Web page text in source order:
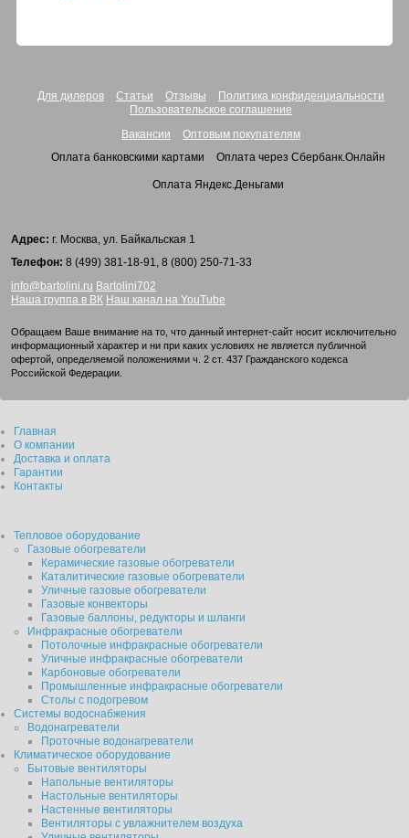
Для дилеров Статьи Отзывы
Политика конфиденциальности
Пользовательское соглашение
Вакансии
Оптовым покупателям
Оплата банковскими картами
Оплата через Сбербанк.Онлайн
Оплата Яндекс.Деньгами
Адрес: г. Москва, ул. Байкальская 1
Телефон: 8 (499) 381-18-91, 8 (800) 250-71-33
info@bartolini.ru Bartolini702
Наша группа в ВК Наш канал на YouTube
Обращаем Ваше внимание на то, что данный интернет-сайт носит исключительно
информационный характер и ни при каких условиях не является публичной
офертой, определяемой положениями ч. 2 ст. 437 Гражданского кодекса
Российской Федерации.
Главная
О компании
Доставка и оплата
Гарантии
Контакты
Тепловое оборудование
Газовые обогреватели
Керамические газовые обогреватели
Каталитические газовые обогреватели
Уличные газовые обогреватели
Газовые конвекторы
Газовые баллоны, редукторы и шланги
Инфракрасные обогреватели
Потолочные инфракрасные обогреватели
Уличные инфракрасные обогреватели
Карбоновые обогреватели
Промышленные инфракрасные обогреватели
Столы с подогревом
Системы водоснабжения
Водонагреватели
Проточные водонагреватели
Климатическое оборудование
Бытовые вентиляторы
Напольные вентиляторы
Настольные вентиляторы
Настенные вентиляторы
Вентиляторы с увлажнителем воздуха